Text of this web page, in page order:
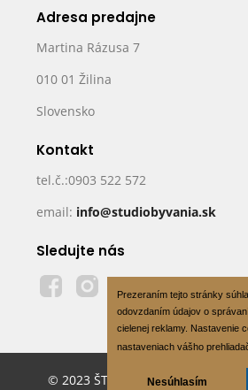
Prezeraním tejto stránky
odovzdaním údajov o
cielenej reklamy. Nastavenie
nastaveniach vášho
Nesúhlasím
Adresa predajne
Martina Rázusa 7
010 01 Žilina
Slovensko
Kontakt
tel.č.:0903 522 572
email: info@studiobyvania.sk
Sledujte nás
© 2023 ŠTÚDIO BÝVANIA s.r.o -